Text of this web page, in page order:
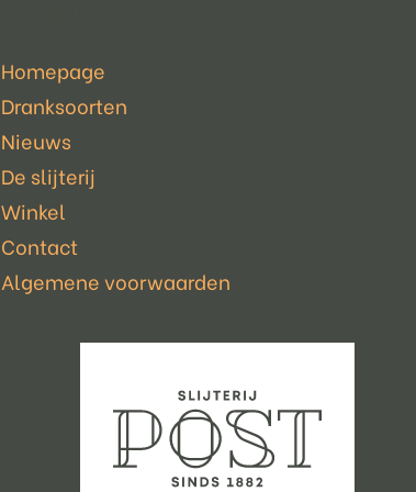
Homepage
Dranksoorten
Nieuws
De slijterij
Winkel
Contact
Algemene voorwaarden